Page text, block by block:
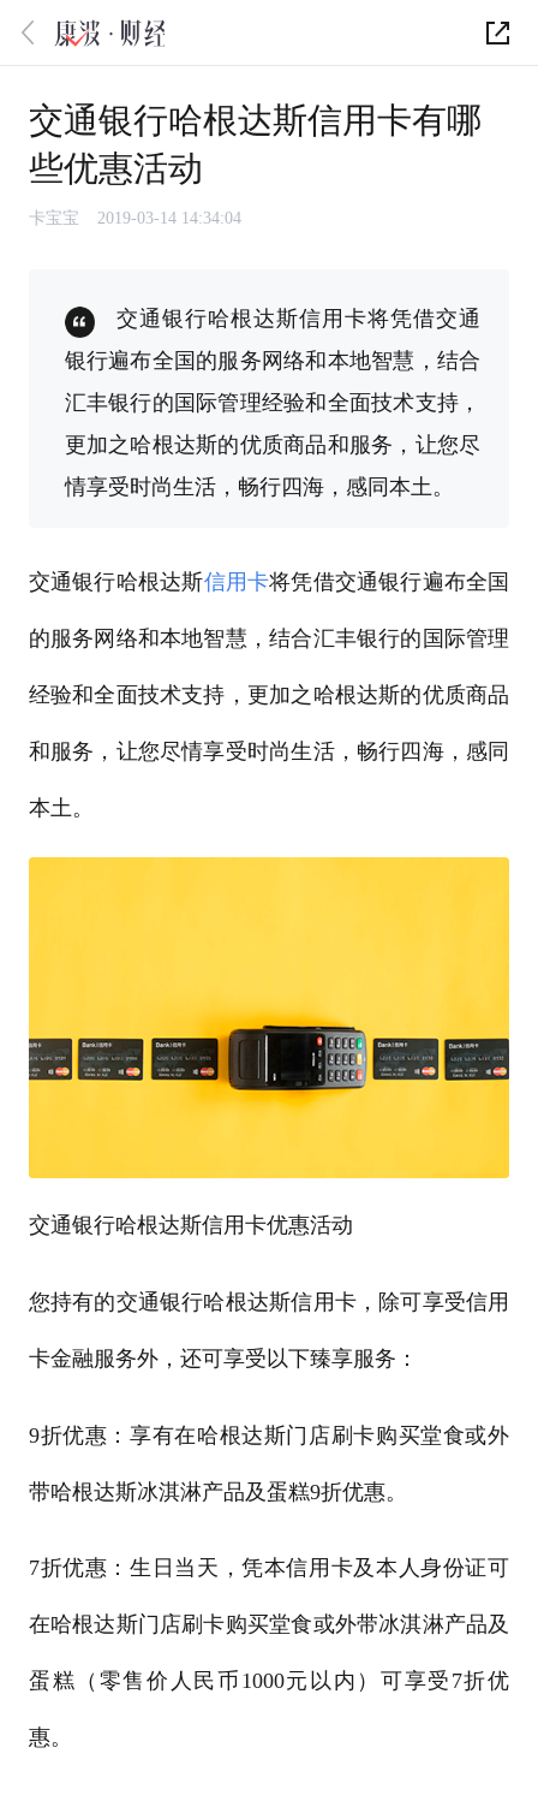
交通银行哈根达斯信用卡有哪
些优惠活动
卡宝宝 2019-03-14 14:34:04
交通银行哈根达斯信用卡将凭借交通
银行遍布全国的服务网络和本地智慧，结合
汇丰银行的国际管理经验和全面技术支持，
更加之哈根达斯的优质商品和服务，让您尽
情享受时尚生活，畅行四海，感同本土。
交通银行哈根达斯信用卡将凭借交通银行遍布全国
的服务网络和本地智慧，结合汇丰银行的国际管理
经验和全面技术支持，更加之哈根达斯的优质商品
和服务，让您尽情享受时尚生活，畅行四海，感同
本土。
交通银行哈根达斯信用卡优惠活动
您持有的交通银行哈根达斯信用卡，除可享受信用
卡金融服务外，还可享受以下臻享服务：
9折优惠：享有在哈根达斯门店刷卡购买堂食或外
带哈根达斯冰淇淋产品及蛋糕9折优惠。
7折优惠：生日当天，凭本信用卡及本人身份证可
在哈根达斯门店刷卡购买堂食或外带冰淇淋产品及
蛋糕（零售价人民币1000元以内）可享受7折优
惠。